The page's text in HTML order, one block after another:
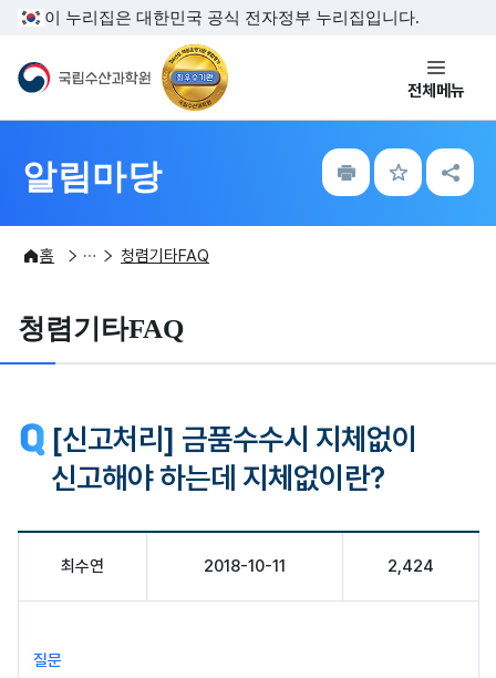
주메뉴 바로가기
본문내용 바로가기
이 누리집은 대한민국 공식 전자정부 누리집입니다.
국립수산과학원
전체메뉴
알림마당
인
쇄
즐
겨
공
유
홈
알림마당
청렴상담 청렴기타FAQ
청렴기타FAQ
[신고처리] 금품수수시 지체없이
신고해야 하는데 지체없이란?
최수연 2018-10-11 2,424
질문